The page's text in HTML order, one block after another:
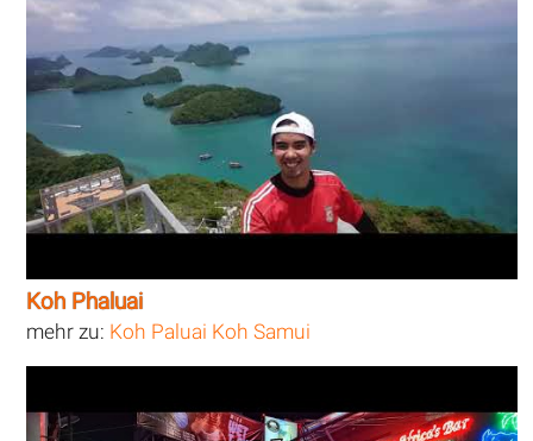
Koh Phaluai
mehr zu: Koh Paluai Koh Samui